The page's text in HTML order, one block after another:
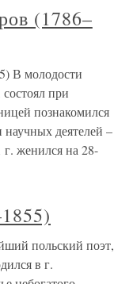
(1786–
В молодости
при
познакомился
деятелей –
женился на 28-
польский поэт,
в г.